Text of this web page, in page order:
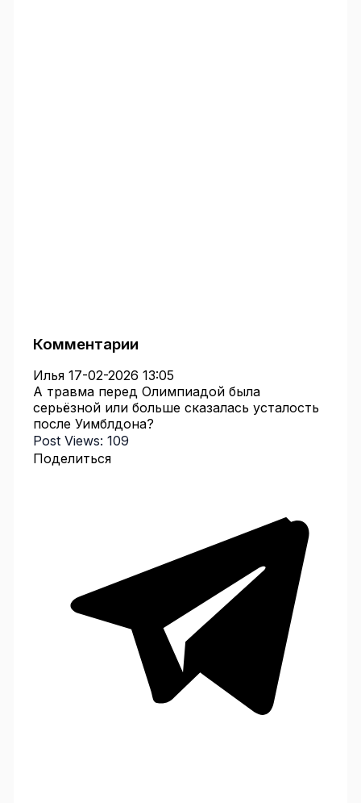
Комментарии
Илья 17-02-2026 13:05
А травма перед Олимпиадой была
серьёзной или больше сказалась усталость
после Уимблдона?
Post Views: 109
Поделиться